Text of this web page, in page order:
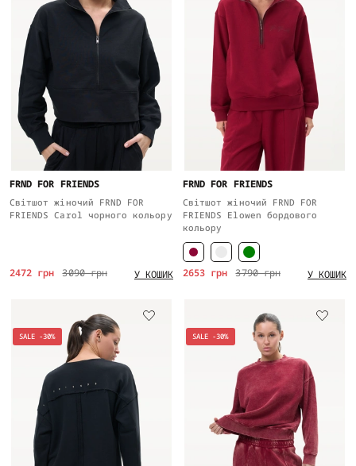
FRND FOR FRIENDS
Світшот жіночий FRND FOR
FRIENDS Carol чорного кольору
3090 грн
2472 грн У КОШИК
FRND FOR FRIENDS
Світшот жіночий FRND FOR
FRIENDS Elowen бордового
кольору
3790 грн
2653 грн У КОШИК
SALE -30% SALE -30%